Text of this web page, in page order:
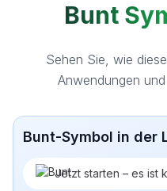
Bunt
Sehen Sie, wie
Anwendungen
Bunt-Symbol in der
Jetzt starten – es ist